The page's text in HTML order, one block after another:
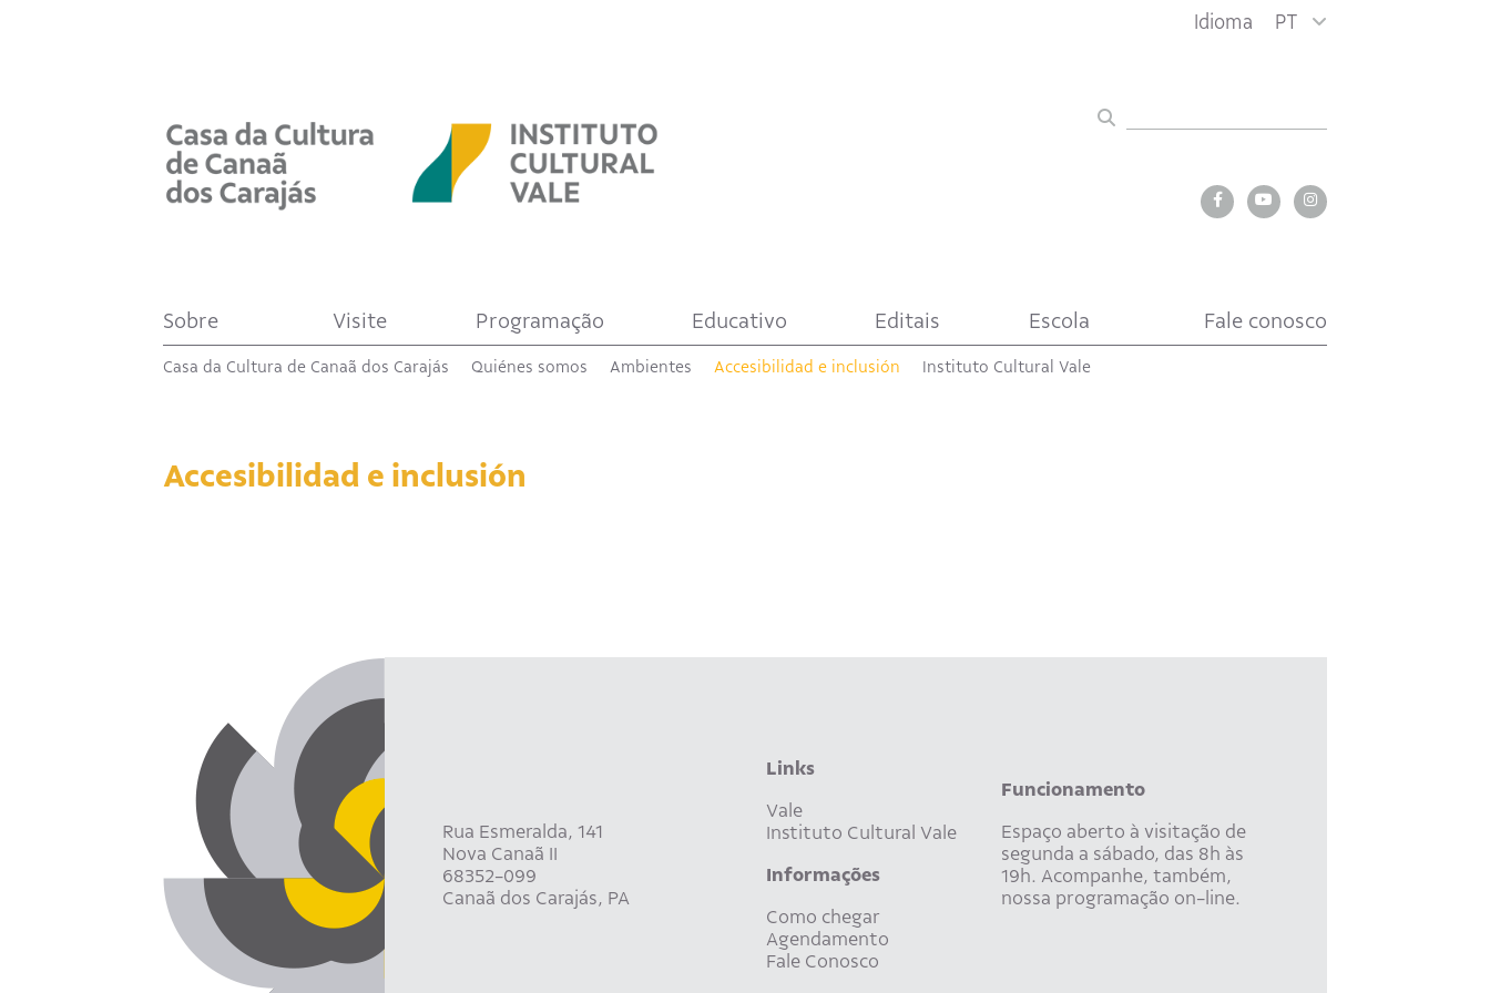
Idioma PT
Sobre Visite Programação Educativo Editais Escola Fale conosco
Casa da Cultura de Canaã dos Carajás Quiénes somos Ambientes Accesibilidad e inclusión Instituto Cultural Vale
Accesibilidad e inclusión
Rua Esmeralda, 141
Nova Canaã II
68352-099
Canaã dos Carajás, PA
Links
Vale
Instituto Cultural Vale
Informações
Como chegar
Agendamento
Fale Conosco
Funcionamento
Espaço aberto à visitação de
segunda a sábado, das 8h às
19h. Acompanhe, também,
nossa programação on-line.